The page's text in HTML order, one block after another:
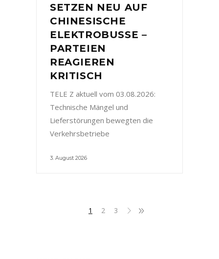
SETZEN NEU AUF
CHINESISCHE
ELEKTROBUSSE –
PARTEIEN
REAGIEREN
KRITISCH
TELE Z aktuell vom 03.08.2026:
Technische Mängel und
Lieferstörungen bewegten die
Verkehrsbetriebe
3. August 2026
1 2 3